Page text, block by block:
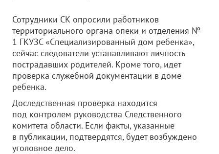
Сотрудники СК опросили работников
территориального органа опеки и отделения №
1 ГКУЗС «Специализированный дом ребенка»,
сейчас следователи устанавливают личность
пострадавших родителей. Кроме того, идет
проверка служебной документации в доме
ребенка.
Доследственная проверка находится
под контролем руководства Следственного
комитета области. Если факты, указанные
в публикации, подтвердятся, будет возбуждено
уголовное дело.